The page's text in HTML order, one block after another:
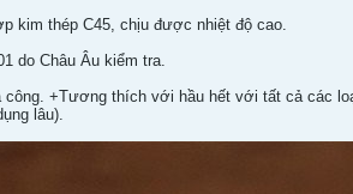
kim thép C45, chịu được nhiệt độ cao.
do Châu Âu kiểm tra.
công. +Tương thích với hầu hết với tất cả các
lâu).